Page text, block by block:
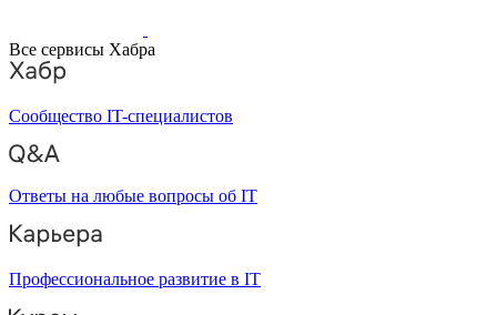
Все сервисы Хабра
Сообщество IT-специалистов
Ответы на любые вопросы об IT
Профессиональное развитие в IT